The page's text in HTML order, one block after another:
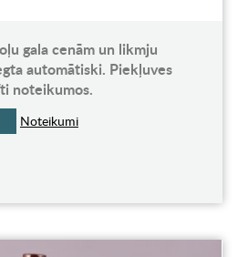
gala cenām un likmju
automātiski. Piekļuves
noteikumos.
Noteikumi